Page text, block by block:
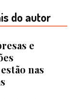
do autor
e
nas